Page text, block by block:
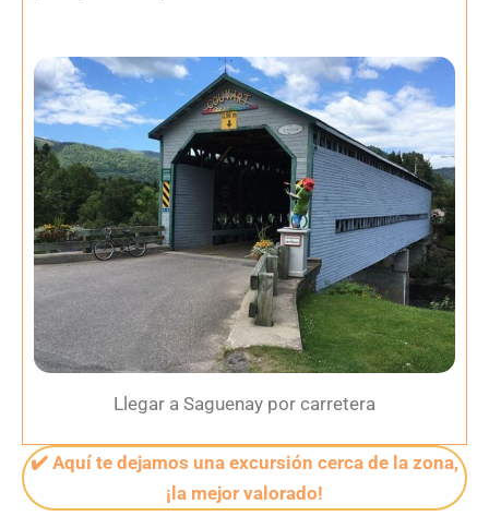
Llegar a Saguenay por carretera
✔️ Aquí te dejamos una excursión cerca de la zona,
¡la mejor valorado!